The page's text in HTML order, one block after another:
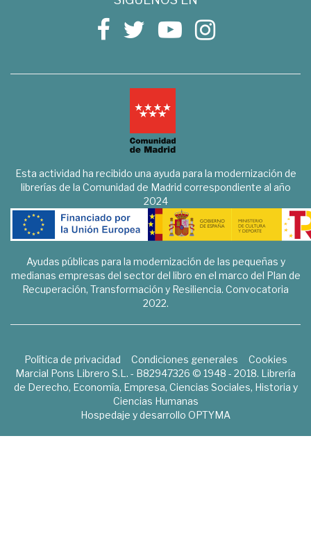
Esta actividad ha recibido una ayuda para la modernización de
librerías de la Comunidad de Madrid correspondiente al año
2024
Ayudas públicas para la modernización de las pequeñas y
medianas empresas del sector del libro en el marco del Plan de
Recuperación, Transformación y Resiliencia. Convocatoria
2022.
Política de privacidad Condiciones generales
Cookies
Marcial Pons Librero S.L. - B82947326 © 1948 - 2018. Librería
de Derecho, Economía, Empresa, Ciencias Sociales, Historia y
Ciencias Humanas
Hospedaje y desarrollo OPTYMA